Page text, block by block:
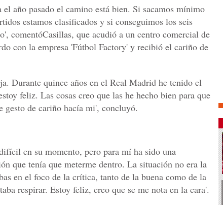
año pasado el camino está bien. Si sacamos mínimo
estamos clasificados y si conseguimos los seis
comentóCasillas, que acudió a un centro comercial de
con la empresa 'Fútbol Factory' y recibió el cariño de
Durante quince años en el Real Madrid he tenido el
feliz. Las cosas creo que las he hecho bien para que
gesto de cariño hacía mi', concluyó.
en su momento, pero para mí ha sido una
que tenía que meterme dentro. La situación no era la
en el foco de la crítica, tanto de la buena como de la
respirar. Estoy feliz, creo que se me nota en la cara'.